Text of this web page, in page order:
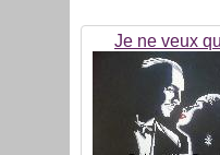
Je ne veux